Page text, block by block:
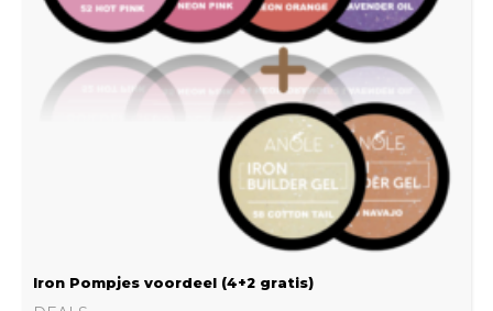
Iron Pompjes voordeel (4+2 gratis)